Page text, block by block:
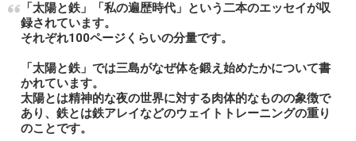
「太陽と鉄」「私の遍歴時代」という二本のエッセイが収
録されています。
それぞれ100ページくらいの分量です。
「太陽と鉄」では三島がなぜ体を鍛え始めたかについて書
かれています。
太陽とは精神的な夜の世界に対する肉体的なものの象徴で
あり、鉄とは鉄アレイなどのウェイトトレーニングの重り
のことです。